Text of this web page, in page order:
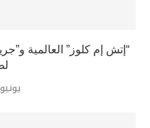
“إتش إم كلوز” العالمية
يونيو 18,